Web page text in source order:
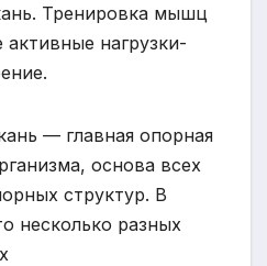
Тренировка мышц
активные нагрузки-
— главная опорная
основа всех
структур. В
несколько разных